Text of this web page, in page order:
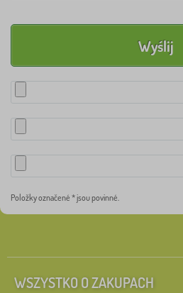
Položky označené * jsou povinné.
WSZYSTKO O ZAKUPACH